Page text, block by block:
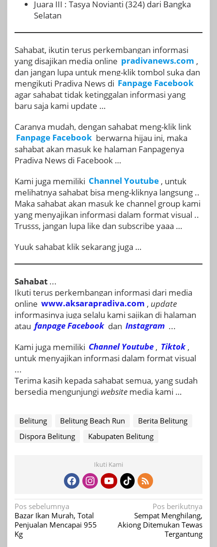
Juara III : Tasya Novianti (324) dari Bangka
Selatan
Sahabat, ikutin terus perkembangan informasi
yang disajikan media online pradivanews.com ,
dan jangan lupa untuk meng-klik tombol suka dan
mengikuti Pradiva News di Fanpage Facebook
agar sahabat tidak ketinggalan informasi yang
baru saja kami update …
Caranya mudah, dengan sahabat meng-klik link
Fanpage Facebook berwarna hijau ini, maka
sahabat akan masuk ke halaman Fanpagenya
Pradiva News di Facebook …
Kami juga memiliki Channel Youtube , untuk
melihatnya sahabat bisa meng-kliknya langsung ..
Maka sahabat akan masuk ke channel group kami
yang menyajikan informasi dalam format visual ..
Trusss, jangan lupa like dan subscribe yaaa …
Yuuk sahabat klik sekarang juga …
Sahabat ...
Ikuti terus perkembangan informasi dari media
online www.aksarapradiva.com , update
informasinya juga selalu kami sajikan di halaman
atau fanpageFacebook dan Instagram ...
Kami juga memiliki Channel Youtube , Tiktok ,
untuk menyajikan informasi dalam format visual
...
Terima kasih kepada sahabat semua, yang sudah
bersedia mengunjungi website media kami …
Belitung Belitung Beach Run
Berita Belitung
Dispora Belitung
Kabupaten Belitung
Ikuti Kami
Navigasi
pos
Pos sebelumnya
Bazar Ikan Murah, Total
Penjualan Mencapai 955
Kg
Pos berikutnya
Sempat Menghilang,
Akiong Ditemukan Tewas
Tergantung